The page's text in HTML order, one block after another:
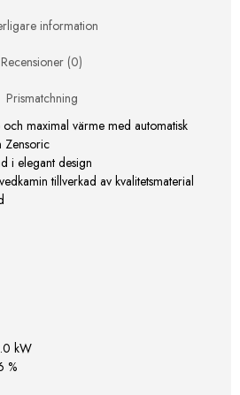
information
Recensioner (0)
Prismatchning
maximal värme med automatisk
Zensoric
i elegant design
tillverkad av kvalitetsmaterial
kW
%